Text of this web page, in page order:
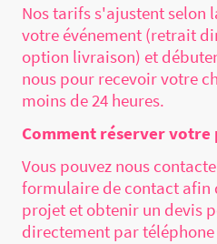
Nos tarifs s'ajustent selon
votre événement (retrait
option livraison) et
nous pour recevoir votre
moins de 24 heures.
Comment réserver
Vous pouvez nous
formulaire de contact afin
projet et obtenir un devis
directement par téléphone